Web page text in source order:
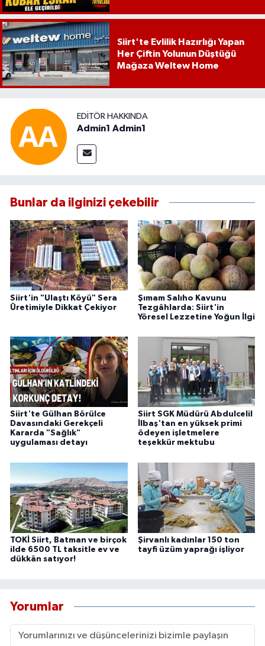
Siirt'te Evlilik Hazırlığı Yapan
Her Çiftin Yolunun Düştüğü
Mağaza Weltew Home
EDITÖR HAKKINDA
Admin1 Admin1
Bunlar da ilginizi çekebilir
Siirt'in "Ulaştı Köyü" Sera
Üretimiyle Dikkat Çekiyor
Şımam Salıho Kavunu
Tezgâhlarda: Siirt'in
Yöresel Lezzetine Yoğun İlgi
Siirt'te Gülhan Börülce
Davasındaki Gerekçeli
Kararda "Sağlık"
uygulaması detayı
Siirt SGK Müdürü Abdulcelil
İlbaş'tan en yüksek primi
ödeyen işletmelere
teşekkür mektubu
TOKİ Siirt, Batman ve birçok
ilde 6500 TL taksitle ev ve
dükkân satıyor!
Şirvanlı kadınlar 150 ton
tayfi üzüm yaprağı işliyor
Yorumlar